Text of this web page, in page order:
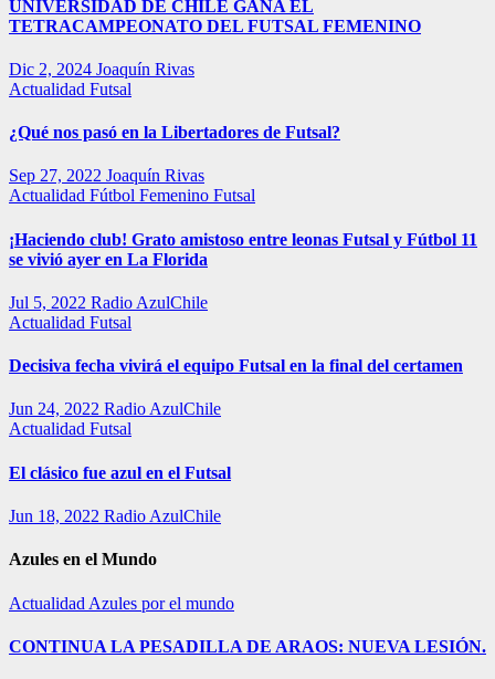
UNIVERSIDAD DE CHILE GANA EL
TETRACAMPEONATO DEL FUTSAL FEMENINO
Dic 2, 2024 Joaquín Rivas
Actualidad Futsal
¿Qué nos pasó en la Libertadores de Futsal?
Sep 27, 2022 Joaquín Rivas
Actualidad Fútbol Femenino Futsal
¡Haciendo club! Grato amistoso entre leonas Futsal y Fútbol 11
se vivió ayer en La Florida
Jul 5, 2022 Radio AzulChile
Actualidad Futsal
Decisiva fecha vivirá el equipo Futsal en la final del certamen
Jun 24, 2022 Radio AzulChile
Actualidad Futsal
El clásico fue azul en el Futsal
Jun 18, 2022 Radio AzulChile
Azules en el Mundo
Actualidad Azules por el mundo
CONTINUA LA PESADILLA DE ARAOS: NUEVA LESIÓN.